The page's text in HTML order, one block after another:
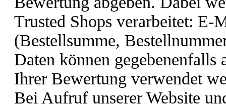
Trusted Shops verarbeitet: E-
(Bestellsumme,
Daten können
Ihrer Bewertung verwendet
Bei Aufruf unserer Website